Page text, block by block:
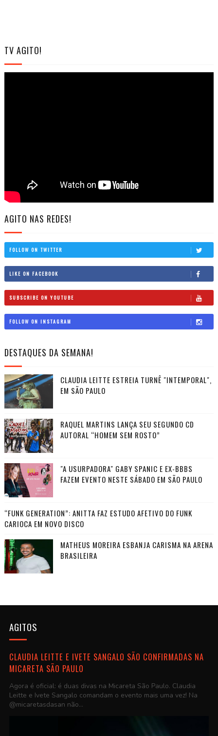
TV AGITO!
AGITO NAS REDES!
FOLLOW ON TWITTER
LIKE ON FACEBOOK
SUBSCRIBE ON YOUTUBE
FOLLOW ON INSTAGRAM
DESTAQUES DA SEMANA!
CLAUDIA LEITTE ESTREIA TURNÊ "INTEMPORAL",
EM SÃO PAULO
RAQUEL MARTINS LANÇA SEU SEGUNDO CD
AUTORAL “HOMEM SEM ROSTO”
"A USURPADORA" GABY SPANIC E EX-BBBS
FAZEM EVENTO NESTE SÁBADO EM SÃO PAULO
“FUNK GENERATION”: ANITTA FAZ ESTUDO AFETIVO DO FUNK
CARIOCA EM NOVO DISCO
MATHEUS MOREIRA ESBANJA CARISMA NA ARENA
BRASILEIRA
AGITOS
CLAUDIA LEITTE E IVETE SANGALO SÃO CONFIRMADAS NA
MICARETA SÃO PAULO
Agora é oficial: é duas divas na Micareta São Paulo. Claudia
Leitte e Ivete Sangalo comandam o evento mais uma vez! Na
@micaretasdasan não...